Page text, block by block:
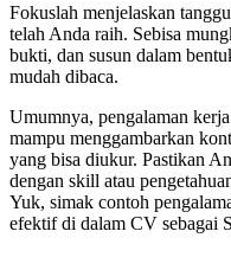
Fokuslah menjelaskan
telah Anda raih. Sebisa
bukti, dan susun dalam
mudah dibaca.
Umumnya, pengalaman
mampu menggambarkan
yang bisa diukur. Pastikan
dengan skill atau
Yuk, simak contoh
efektif di dalam CV sebagai